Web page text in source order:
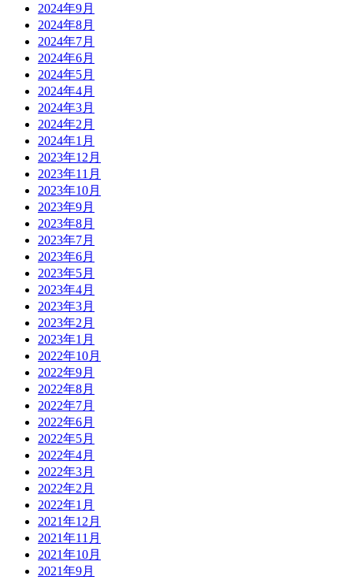
2024年9月
2024年8月
2024年7月
2024年6月
2024年5月
2024年4月
2024年3月
2024年2月
2024年1月
2023年12月
2023年11月
2023年10月
2023年9月
2023年8月
2023年7月
2023年6月
2023年5月
2023年4月
2023年3月
2023年2月
2023年1月
2022年10月
2022年9月
2022年8月
2022年7月
2022年6月
2022年5月
2022年4月
2022年3月
2022年2月
2022年1月
2021年12月
2021年11月
2021年10月
2021年9月